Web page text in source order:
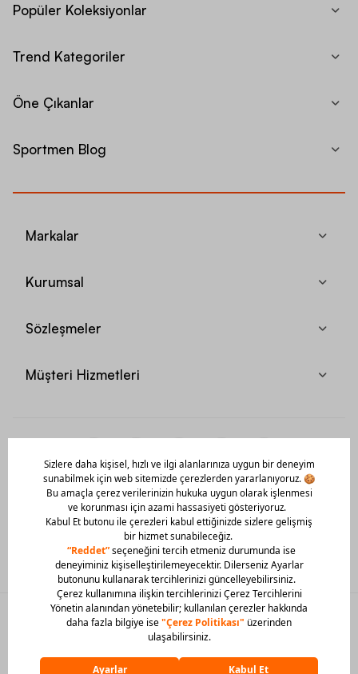
Popüler Koleksiyonlar
Trend Kategoriler
Öne Çıkanlar
Sportmen Blog
Markalar
Kurumsal
Sözleşmeler
Müşteri Hizmetleri
Mobil Uygulamamızı Hemen İndir!
© 2026 Barcin Tüm Hakları Saklıdır